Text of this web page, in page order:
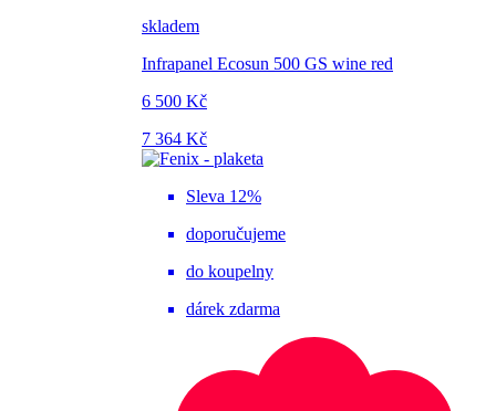
skladem
Infrapanel Ecosun 500 GS wine red
6 500 Kč
7 364 Kč
Sleva 12%
doporučujeme
do koupelny
dárek zdarma